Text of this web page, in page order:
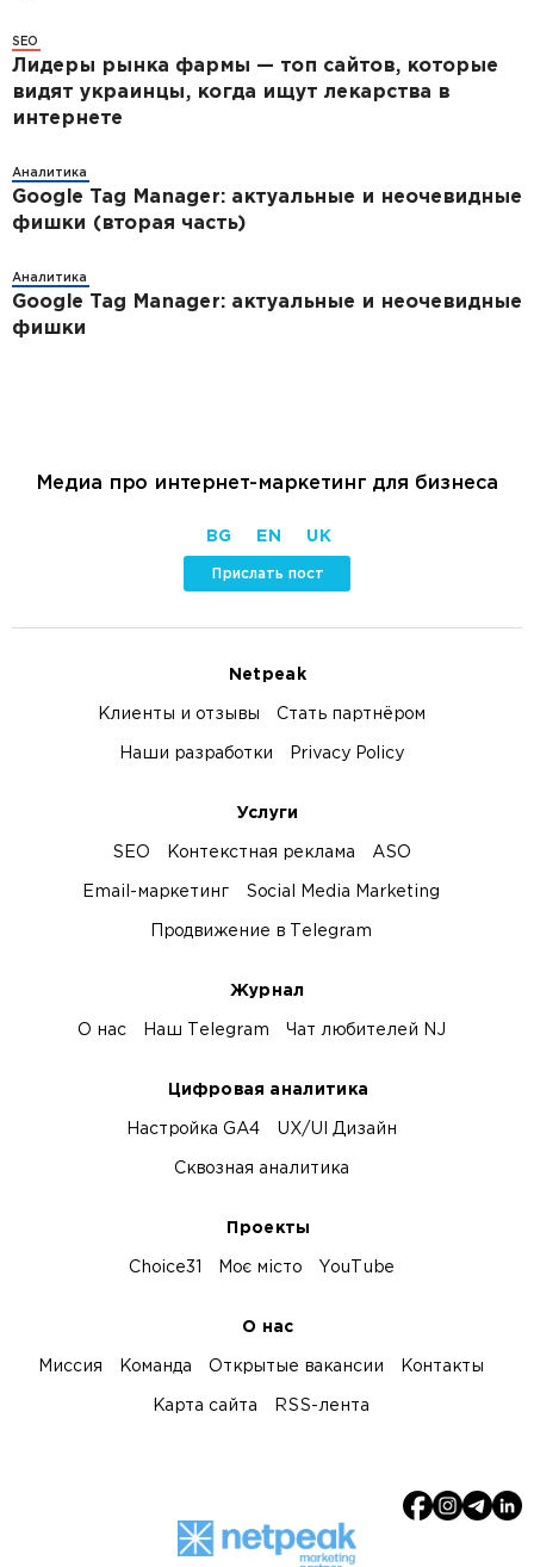
SEO
Лидеры рынка фармы — топ сайтов, которые
видят украинцы, когда ищут лекарства в
интернете
Аналитика
Google Tag Manager: актуальные и неочевидные
фишки (вторая часть)
Аналитика
Google Tag Manager: актуальные и неочевидные
фишки
Медиа про интернет-маркетинг для бизнеса
BG EN UK
Прислать пост
Netpeak
Клиенты и отзывы Стать партнёром
Наши разработки Privacy Policy
Услуги
SEO Контекстная реклама ASO
Email-маркетинг Social Media Marketing
Продвижение в Telegram
Журнал
О нас Наш Telegram Чат любителей NJ
Цифровая аналитика
Настройка GA4 UX/UI Дизайн
Сквозная аналитика
Проекты
Choice31 Моє місто YouTube
О нас
Миссия Команда Открытые вакансии Контакты
Карта сайта RSS-лента